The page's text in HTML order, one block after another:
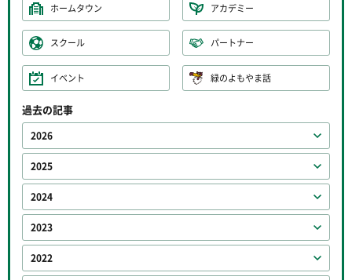
ホームタウン アカデミー
スクール パートナー
イベント 緑のよもやま話
過去の記事
2026
2025
2024
2023
2022